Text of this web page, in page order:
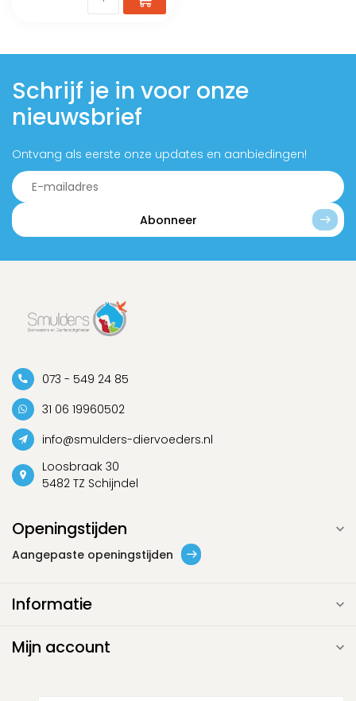
Schrijf je in voor onze
nieuwsbrief
Ontvang als eerste onze updates en aanbiedingen!
Abonneer
073 - 549 24 85
31 06 19960502
info@smulders-diervoeders.nl
Loosbraak 30
5482 TZ Schijndel
Openingstijden
Aangepaste openingstijden
Informatie
Mijn account